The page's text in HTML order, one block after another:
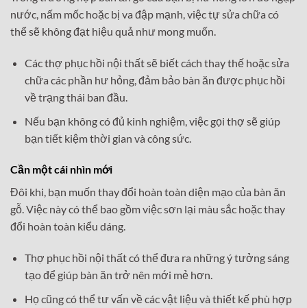
nước, nấm mốc hoặc bị va đập mạnh, việc tự sửa chữa có
thể sẽ không đạt hiệu quả như mong muốn.
Các thợ phục hồi nội thất sẽ biết cách thay thế hoặc sửa
chữa các phần hư hỏng, đảm bảo bàn ăn được phục hồi
về trạng thái ban đầu.
Nếu bạn không có đủ kinh nghiệm, việc gọi thợ sẽ giúp
bạn tiết kiệm thời gian và công sức.
Cần một cái nhìn mới
Đôi khi, bạn muốn thay đổi hoàn toàn diện mạo của bàn ăn
gỗ. Việc này có thể bao gồm việc sơn lại màu sắc hoặc thay
đổi hoàn toàn kiểu dáng.
Thợ phục hồi nội thất có thể đưa ra những ý tưởng sáng
tạo để giúp bàn ăn trở nên mới mẻ hơn.
Họ cũng có thể tư vấn về các vật liệu và thiết kế phù hợp